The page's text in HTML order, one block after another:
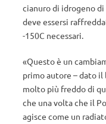
cianuro di idrogeno di
deve essersi
-150C necessari.
«Questo è un
primo autore – dato
molto più freddo di
che una volta che il
agisce come un